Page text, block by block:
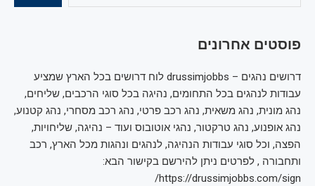
פוסטים אחרונים
דרושים נהגים – drussimjobbs לוח דרושים בכל הארץ שמציע
עבודות לנהגים בכל התחומים, נהיגה בכל סוגי הרכבים, שליחים,
נהג מונית, נהג משאית, נהג רכב פרטי, נהג רכב מסחרי, נהג קטנוע,
נהג אופנוע, נהג טרקטור, נהגי אוטובוס ועוד – נהיגה, שליחויות,
הפצה, וכל סוגי עבודות הנהיגה, לנהגים ונהגות מכל הארץ, רכב
ותחבורה , לפרטים ניתן להירשם בקישור הבא:
https://drussimjobbs.com/sign/